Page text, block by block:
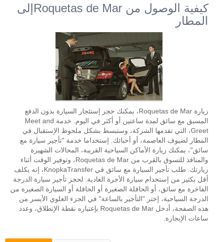
كيفية الوصول من Roquetas de Marإلى
المطار
زيارة Roquetas de Mar، يمكنك حجز إستئجار السيارة بدون الدفع
المسبق مع سائق لمدة ساعتين أو أكثر في اليوم. خدمة Meet and
Greet، التي تقدمها الشركة، وستبسط بشكل ملحوظ الإستقبال في
المطار لضيوف العاصمة، أو أحبائك. إستخداما خدمة "تأجير سيارة مع
سائق"، يمكنك زيارة الأماكن السياحية القريبة، المحالات الشهيرة
والمنافذ للتسوق بالقرب من Roquetas de Mar، وتوفير الوقت أثناء
زيارتك. طلب تأجير السيارة مع سائق في KnopkaTransfer، إنه يكلف
أقل بكثير من إستخدام سيارة الأجرة العادية. لحجز تأجير سيارة الدرجة
الفاخرة مع سائق، أو الحافلة الصغيرة أو الحافلة أو السيارة الصغيرة من
الدرجة السياحية، إختر "التأجير بالساعة" في الجزء العلوي الأيسر من
هذه الصفحة، أدخل Roquetas de Mar بإعتباره نقطة الإنطلاق، وعدد
ساعات الإيجارة.